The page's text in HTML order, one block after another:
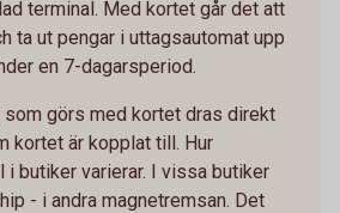
terminal. Med kortet går det att
ta ut pengar i uttagsautomat upp
en 7-dagarsperiod.
som görs med kortet dras direkt
kortet är kopplat till. Hur
i butiker varierar. I vissa butiker
- i andra magnetremsan. Det